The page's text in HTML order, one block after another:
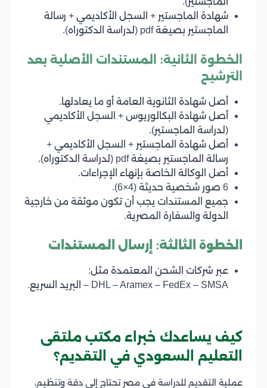
شهادة الماجستير + السجل الأكاديمي + رسالة
الماجستير بصيغة pdf (لدراسة الدكتوراه).
الخطوة الثانية: المستندات الأصلية بعد
الترشيح
أصل شهادة الثانوية العامة أو ما يعادلها.
أصل شهادة البكالوريوس + السجل الأكاديمي
(لدراسة الماجستير).
أصل شهادة الماجستير + السجل الأكاديمي +
رسالة الماجستير بصيغة pdf (لدراسة الدكتوراه).
أصل الوكالة الخاصة بإنهاء الإجراءات.
6 صور شخصية حديثة (4×6).
جميع المستندات يجب أن تكون موثقة من خارجية
الدولة والسفارة المصرية.
الخطوة الثالثة: إرسال المستندات
عبر شركات الشحن المعتمدة مثل:
DHL – Aramex – FedEx – SMSA – البريد السريع.
كيف يساعدك خبراء مكتب ملتقى
التعليم السعودي في التقديم؟
عملية التقديم للدراسة في مصر تحتاج إلى دقة وتنظيم،